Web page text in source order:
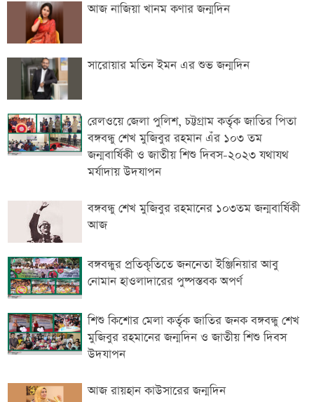
আজ নাজিয়া খানম কণার জন্মদিন
সারোয়ার মতিন ইমন এর শুভ জন্মদিন
রেলওয়ে জেলা পুলিশ, চট্টগ্রাম কর্তৃক জাতির পিতা
বঙ্গবন্ধু শেখ মুজিবুর রহমান এঁর ১০৩ তম
জন্মবার্ষিকী ও জাতীয় শিশু দিবস-২০২৩ যথাযথ
মর্যাদায় উদযাপন
বঙ্গবন্ধু শেখ মুজিবুর রহমানের ১০৩তম জন্মবার্ষিকী
আজ
বঙ্গবন্ধুর প্রতিকৃতিতে জননেতা ইঞ্জিনিয়ার আবু
নোমান হাওলাদারের পুষ্পস্তবক অপর্ণ
শিশু কিশোর মেলা কর্তৃক জাতির জনক বঙ্গবন্ধু শেখ
মুজিবুর রহমানের জন্মদিন ও জাতীয় শিশু দিবস
উদযাপন
আজ রায়হান কাউসারের জন্মদিন